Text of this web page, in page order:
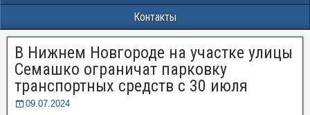
Контакты
В Нижнем Новгороде на участке улицы
Семашко ограничат парковку
транспортных средств с 30 июля
09.07.2024